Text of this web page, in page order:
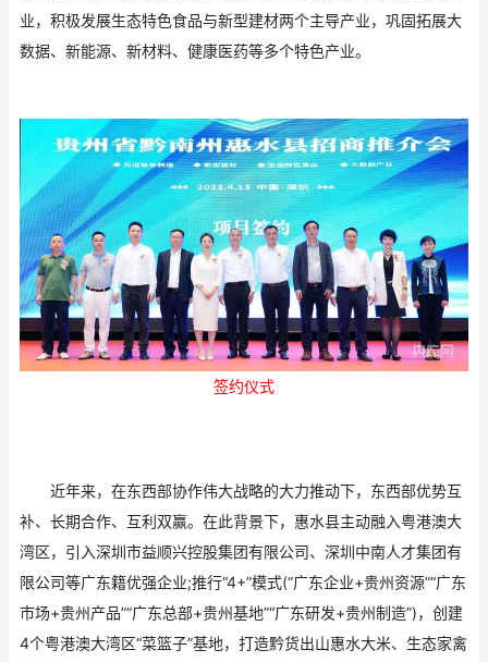
业，积极发展生态特色食品与新型建材两个主导产业，巩固拓展大
数据、新能源、新材料、健康医药等多个特色产业。
签约仪式
近年来，在东西部协作伟大战略的大力推动下，东西部优势互
补、长期合作、互利双赢。在此背景下，惠水县主动融入粤港澳大
湾区，引入深圳市益顺兴控股集团有限公司、深圳中南人才集团有
限公司等广东籍优强企业;推行“4+”模式(“广东企业+贵州资源”“广东
市场+贵州产品”“广东总部+贵州基地”“广东研发+贵州制造”)，创建
4个粤港澳大湾区“菜篮子”基地，打造黔货出山惠水大米、生态家禽